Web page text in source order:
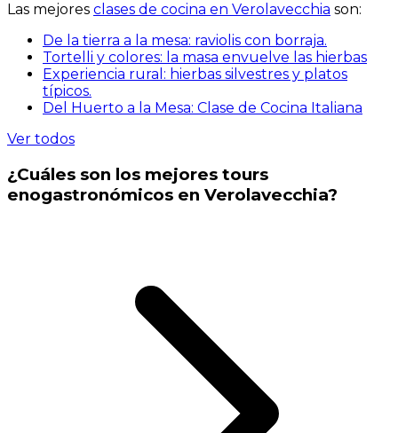
Las mejores clases de cocina en Verolavecchia son:
De la tierra a la mesa: raviolis con borraja.
Tortelli y colores: la masa envuelve las hierbas
Experiencia rural: hierbas silvestres y platos
típicos.
Del Huerto a la Mesa: Clase de Cocina Italiana
Ver todos
¿Cuáles son los mejores tours
enogastronómicos en Verolavecchia?